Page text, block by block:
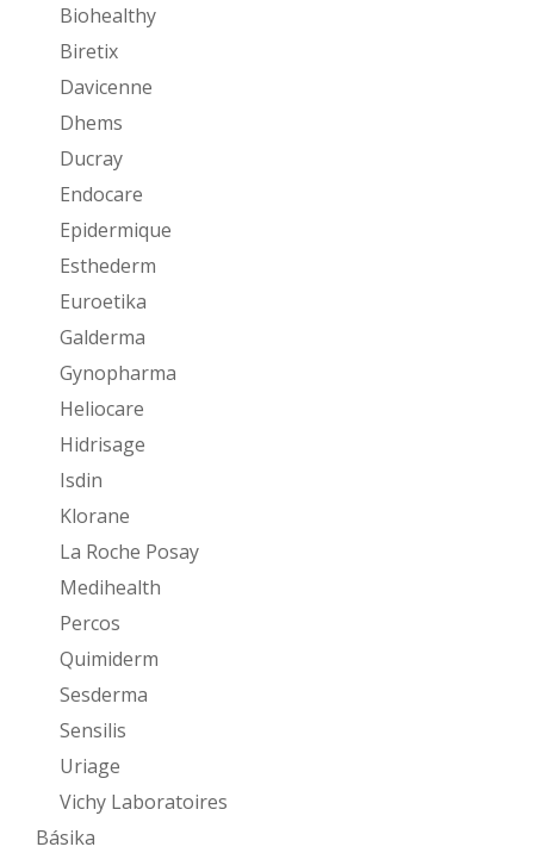
Biohealthy
Biretix
Davicenne
Dhems
Ducray
Endocare
Epidermique
Esthederm
Euroetika
Galderma
Gynopharma
Heliocare
Hidrisage
Isdin
Klorane
La Roche Posay
Medihealth
Percos
Quimiderm
Sesderma
Sensilis
Uriage
Vichy Laboratoires
Básika